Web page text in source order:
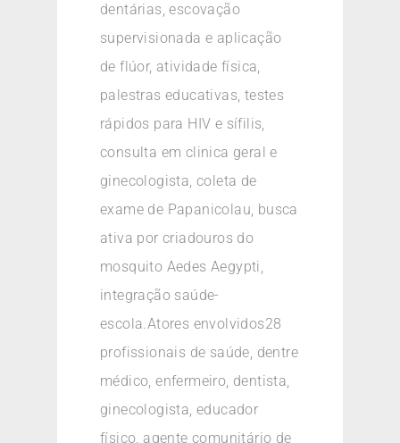
dentárias, escovação
supervisionada e aplicação
de flúor, atividade física,
palestras educativas, testes
rápidos para HIV e sífilis,
consulta em clinica geral e
ginecologista, coleta de
exame de Papanicolau, busca
ativa por criadouros do
mosquito Aedes Aegypti,
integração saúde-
escola.Atores envolvidos28
profissionais de saúde, dentre
médico, enfermeiro, dentista,
ginecologista, educador
físico, agente comunitário de